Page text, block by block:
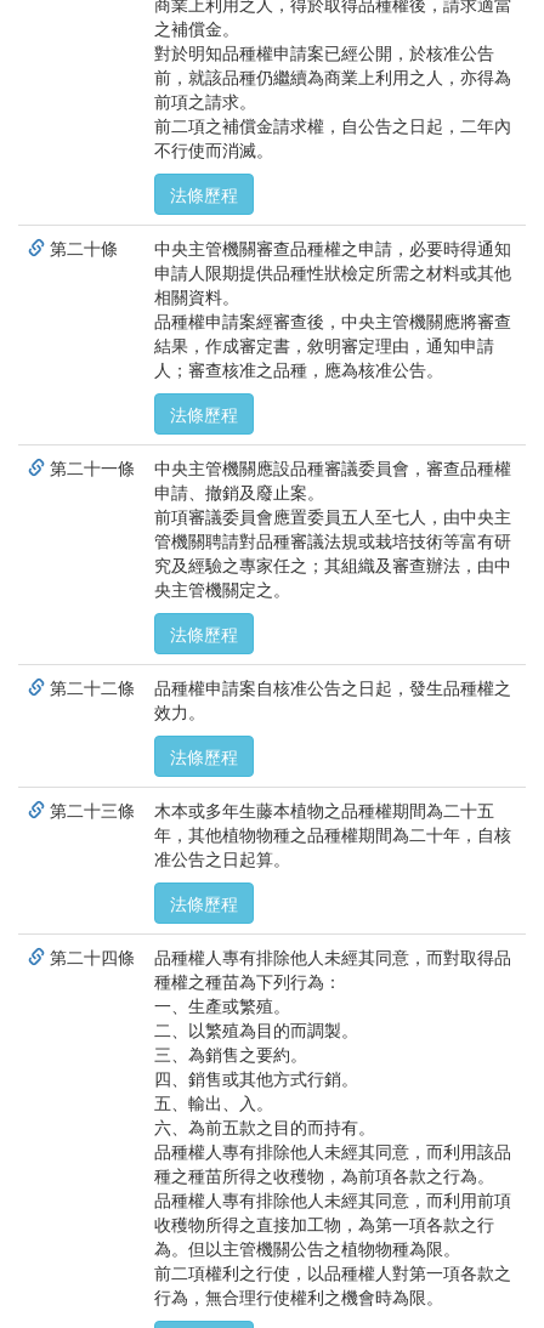
之補償金。
對於明知品種權申請案已經公開，於核准公告
前，就該品種仍繼續為商業上利用之人，亦得為
前項之請求。
前二項之補償金請求權，自公告之日起，二年內
不行使而消滅。
法條歷程
第二十條
中央主管機關審查品種權之申請，必要時得通知
申請人限期提供品種性狀檢定所需之材料或其他
相關資料。
品種權申請案經審查後，中央主管機關應將審查
結果，作成審定書，敘明審定理由，通知申請
人；審查核准之品種，應為核准公告。
法條歷程
第二十一條
中央主管機關應設品種審議委員會，審查品種權
申請、撤銷及廢止案。
前項審議委員會應置委員五人至七人，由中央主
管機關聘請對品種審議法規或栽培技術等富有研
究及經驗之專家任之；其組織及審查辦法，由中
央主管機關定之。
法條歷程
第二十二條
品種權申請案自核准公告之日起，發生品種權之
效力。
法條歷程
第二十三條
木本或多年生藤本植物之品種權期間為二十五
年，其他植物物種之品種權期間為二十年，自核
准公告之日起算。
法條歷程
第二十四條
品種權人專有排除他人未經其同意，而對取得品
種權之種苗為下列行為：
一、生產或繁殖。
二、以繁殖為目的而調製。
三、為銷售之要約。
四、銷售或其他方式行銷。
五、輸出、入。
六、為前五款之目的而持有。
品種權人專有排除他人未經其同意，而利用該品
種之種苗所得之收穫物，為前項各款之行為。
品種權人專有排除他人未經其同意，而利用前項
收穫物所得之直接加工物，為第一項各款之行
為。但以主管機關公告之植物物種為限。
前二項權利之行使，以品種權人對第一項各款之
行為，無合理行使權利之機會時為限。